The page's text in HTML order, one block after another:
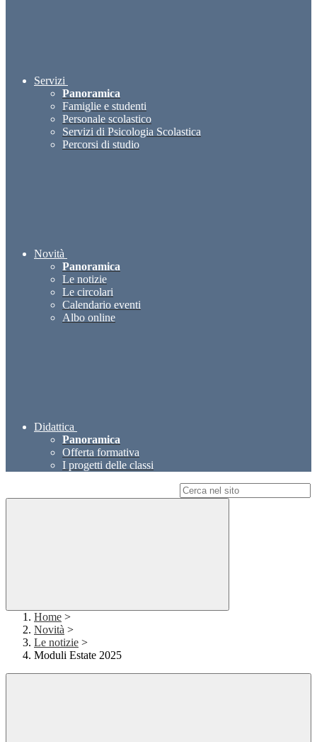
Servizi
Panoramica
Famiglie e studenti
Personale scolastico
Servizi di Psicologia Scolastica
Percorsi di studio
Novità
Panoramica
Le notizie
Le circolari
Calendario eventi
Albo online
Didattica
Panoramica
Offerta formativa
I progetti delle classi
Home >
Novità >
Le notizie >
Moduli Estate 2025